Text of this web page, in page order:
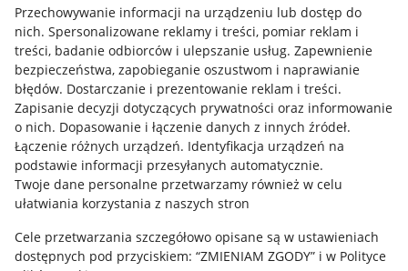
Przechowywanie informacji na urządzeniu lub dostęp do
nich. Spersonalizowane reklamy i treści, pomiar reklam i
treści, badanie odbiorców i ulepszanie usług. Zapewnienie
bezpieczeństwa, zapobieganie oszustwom i naprawianie
błędów. Dostarczanie i prezentowanie reklam i treści.
Zapisanie decyzji dotyczących prywatności oraz informowanie
o nich. Dopasowanie i łączenie danych z innych źródeł.
Łączenie różnych urządzeń. Identyfikacja urządzeń na
podstawie informacji przesyłanych automatycznie.
Twoje dane personalne przetwarzamy również w celu
ułatwiania korzystania z naszych stron
Cele przetwarzania szczegółowo opisane są w ustawieniach
dostępnych pod przyciskiem: “ZMIENIAM ZGODY” i w Polityce
Allegro Gadane dla kupujących
Mapa miejscowości
Informacje prawne
Regulamin
Polityka plików "cookies"
Ustawienia plików "cookies"
Udostępnianie lokalizacji